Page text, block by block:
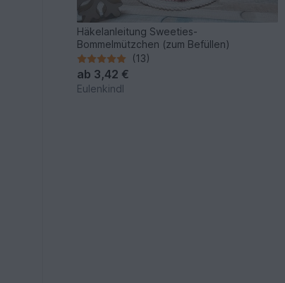
Häkelanleitung Sweeties-
Bommelmützchen (zum Befüllen)
(13)
ab 3,42 €
Eulenkindl